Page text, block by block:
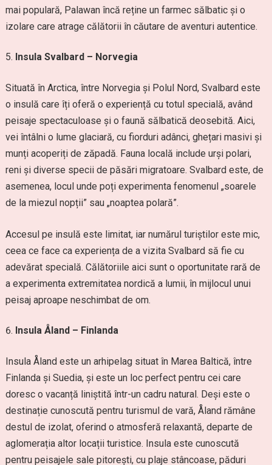
mai populară, Palawan încă reține un farmec sălbatic și o
izolare care atrage călătorii în căutare de aventuri autentice.
Insula Svalbard – Norvegia
Situată în Arctica, între Norvegia și Polul Nord, Svalbard este
o insulă care îți oferă o experiență cu totul specială, având
peisaje spectaculoase și o faună sălbatică deosebită. Aici,
vei întâlni o lume glaciară, cu fiorduri adânci, ghețari masivi și
munți acoperiți de zăpadă. Fauna locală include urși polari,
reni și diverse specii de păsări migratoare. Svalbard este, de
asemenea, locul unde poți experimenta fenomenul „soarele
de la miezul nopții” sau „noaptea polară”.
Accesul pe insulă este limitat, iar numărul turiștilor este mic,
ceea ce face ca experiența de a vizita Svalbard să fie cu
adevărat specială. Călătoriile aici sunt o oportunitate rară de
a experimenta extremitatea nordică a lumii, în mijlocul unui
peisaj aproape neschimbat de om.
Insula Åland – Finlanda
Insula Åland este un arhipelag situat în Marea Baltică, între
Finlanda și Suedia, și este un loc perfect pentru cei care
doresc o vacanță liniștită într-un cadru natural. Deși este o
destinație cunoscută pentru turismul de vară, Åland rămâne
destul de izolat, oferind o atmosferă relaxantă, departe de
aglomerația altor locații turistice. Insula este cunoscută
pentru peisajele sale pitorești, cu plaje stâncoase, păduri